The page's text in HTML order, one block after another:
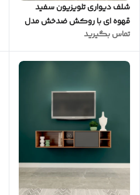
شلف دیواری تلویزیون سفید
قهوه ای با روکش ضدخش مدل
W.B005
تماس بگیرید